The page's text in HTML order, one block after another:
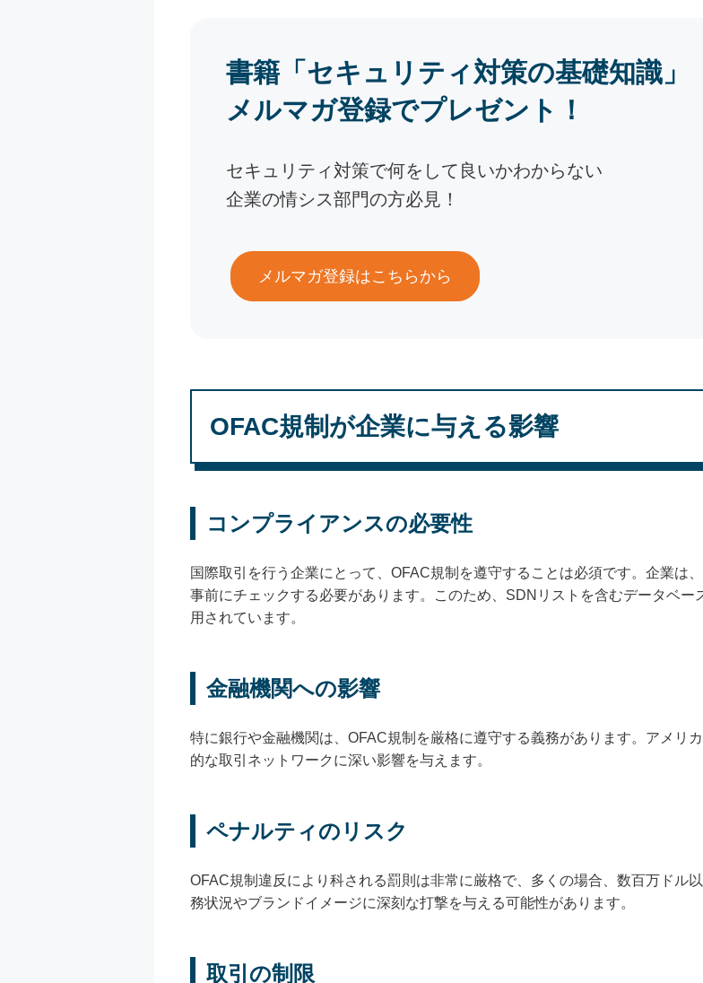
書籍「セキュリティ対策の基礎知識」
メルマガ登録でプレゼント！
セキュリティ対策で何をして良いかわからない
企業の情シス部門の方必見！
メルマガ登録はこちらから
OFAC規制が企業に与える影響
コンプライアンスの必要性
国際取引を行う企業にとって、OFAC規制を遵守することは必須です。企業は
事前にチェックする必要があります。このため、SDNリストを含むデータベ
用されています。
金融機関への影響
特に銀行や金融機関は、OFAC規制を厳格に遵守する義務があります。アメリ
的な取引ネットワークに深い影響を与えます。
ペナルティのリスク
OFAC規制違反により科される罰則は非常に厳格で、多くの場合、数百万ドル
務状況やブランドイメージに深刻な打撃を与える可能性があります。
取引の制限